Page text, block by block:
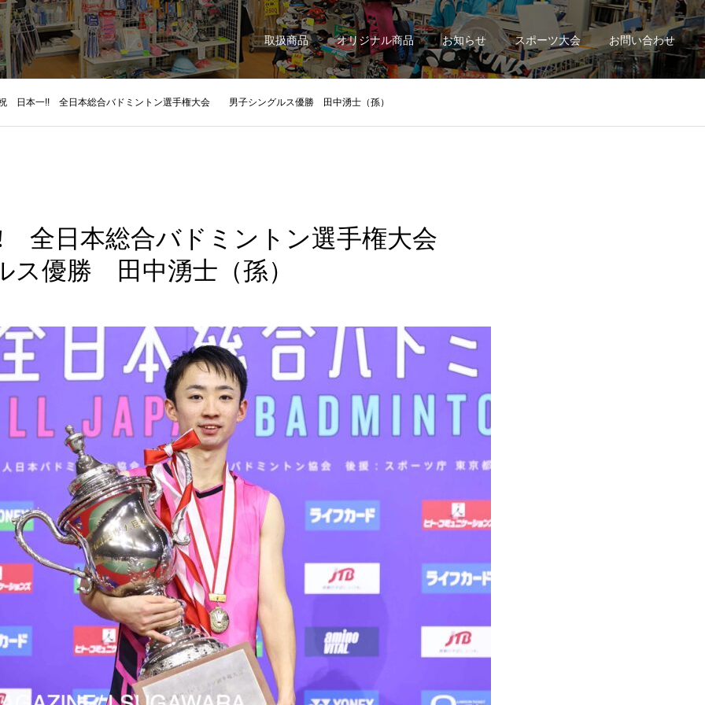
取扱商品 オリジナル商品 お知らせ スポーツ大会 お問い合わせ
日本一!! 全日本総合バドミントン選手権大会 男子シングルス優勝 田中湧士（孫）
全日本総合バドミントン選手権大会
ス優勝 田中湧士（孫）